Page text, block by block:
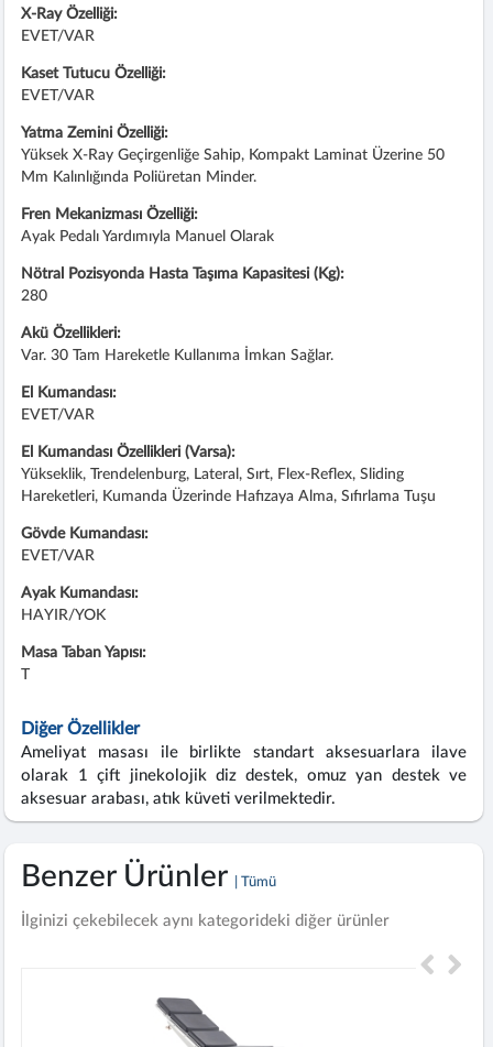
X-Ray Özelliği:
EVET/VAR
Kaset Tutucu Özelliği:
EVET/VAR
Yatma Zemini Özelliği:
Yüksek X-Ray Geçirgenliğe Sahip, Kompakt Laminat Üzerine 50
Mm Kalınlığında Poliüretan Minder.
Fren Mekanizması Özelliği:
Ayak Pedalı Yardımıyla Manuel Olarak
Nötral Pozisyonda Hasta Taşıma Kapasitesi (Kg):
280
Akü Özellikleri:
Var. 30 Tam Hareketle Kullanıma İmkan Sağlar.
El Kumandası:
EVET/VAR
El Kumandası Özellikleri (Varsa):
Yükseklik, Trendelenburg, Lateral, Sırt, Flex-Reflex, Sliding
Hareketleri, Kumanda Üzerinde Hafızaya Alma, Sıfırlama Tuşu
Gövde Kumandası:
EVET/VAR
Ayak Kumandası:
HAYIR/YOK
Masa Taban Yapısı:
T
Diğer Özellikler
Ameliyat masası ile birlikte standart aksesuarlara ilave
olarak 1 çift jinekolojik diz destek, omuz yan destek ve
aksesuar arabası, atık küveti verilmektedir.
Benzer Ürünler | Tümü
İlginizi çekebilecek aynı kategorideki diğer ürünler